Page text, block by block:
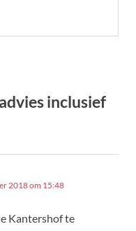
inclusief
2018 om 15:48
Kantershof te